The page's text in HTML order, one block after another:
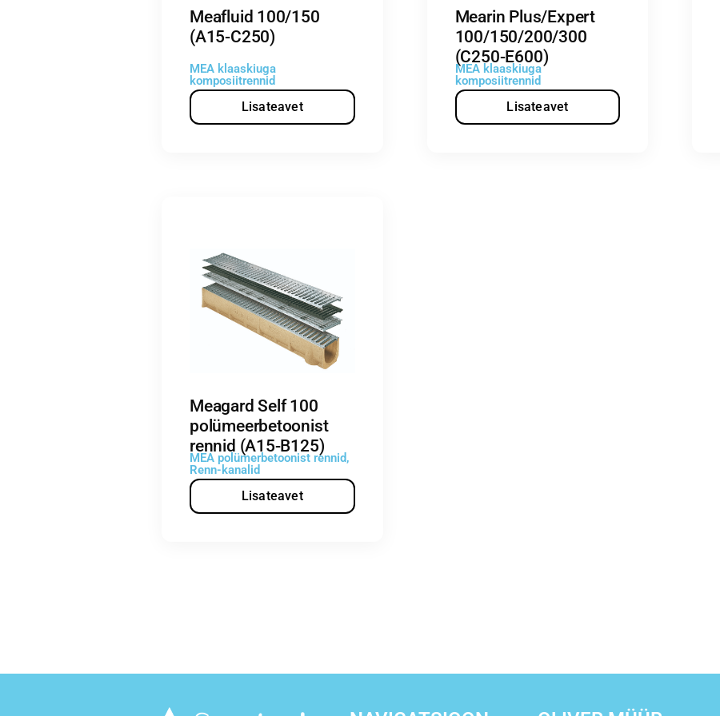
Meafluid 100/150
(A15-C250)
MEA klaaskiuga
komposiitrennid
Lisateavet
Mearin Plus/Expert
100/150/200/300
(C250-E600)
MEA klaaskiuga
komposiitrennid
Lisateavet
Meagard Self 100
polümeerbetoonist
rennid (A15-B125)
MEA polümerbetoonist rennid,
Renn-kanalid
Lisateavet